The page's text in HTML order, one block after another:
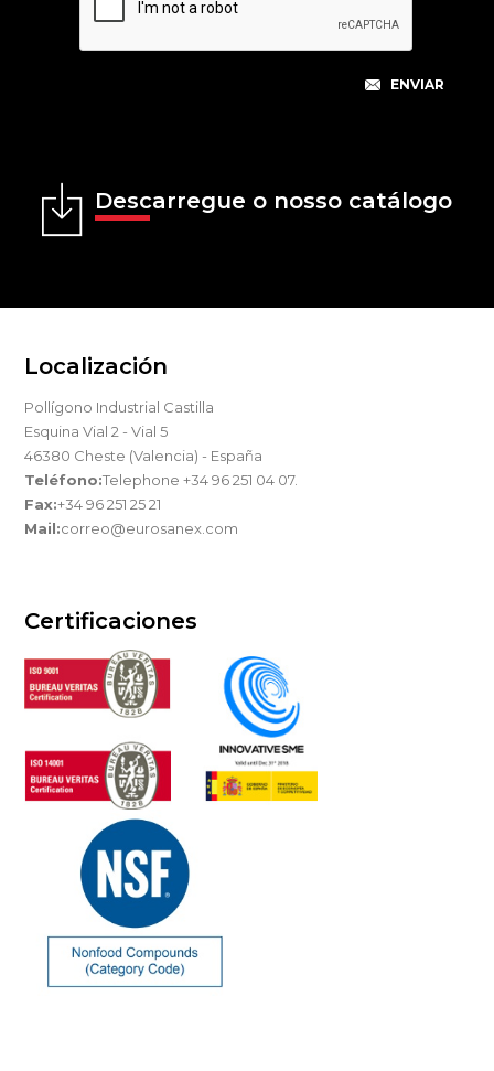
Descarregue o nosso catálogo
Localización
Pollígono Industrial Castilla
Esquina Vial 2 - Vial 5
46380 Cheste (Valencia) - España
Teléfono:Telephone +34 96 251 04 07.
Fax:+34 96 251 25 21
Mail:correo@eurosanex.com
Certificaciones